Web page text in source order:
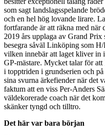
som sagt landslagsspelande
och en hel hög lovande lirare.
fortfarande är att räkna med
2019 års upplaga av Grand
besegra såväl Linköping som
vilken innebär att laget kliver in
GP-mästare. Mycket talar för
i topptriden i grundserien och
sina svurna ärkefiender när det
faktum att en viss Per-Anders
väldekorerade coach när det
skänker tyngd och tilltro.
Det här var bara början